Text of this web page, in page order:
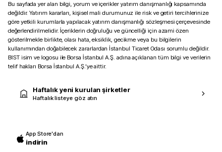
Bu sayfada yer alan bilgi, yorum ve içerikler yatırım danışmanlığı kapsamında
değildir. Yatırım kararları, kişisel mali durumunuz ile risk ve getiri tercihlerinize
göre yetkili kurumlarla yapılacak yatırım danışmanlığı sözleşmesi çerçevesinde
değerlendirilmelidir. İçeriklerin doğruluğu ve güncelliği için azami özen
gösterilmekle birlikte, olası hata, eksiklik, gecikme veya bu bilgilerin
kullanımından doğabilecek zararlardan İstanbul Ticaret Odası sorumlu değildir.
BIST isim ve logosu ile Borsa İstanbul A.Ş. adına açıklanan tüm bilgi ve verilerin
telif hakları Borsa İstanbul A.Ş.’ye aittir.
Haftalık yeni kurulan şirketler
Haftalık listeye göz atın
App Store'dan
indirin